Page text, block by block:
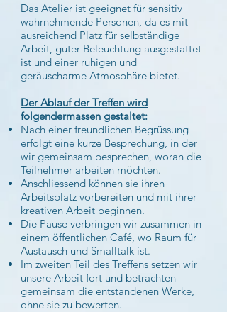
Das Atelier ist geeignet für sensitiv
wahrnehmende Personen, da es mit
ausreichend Platz für selbständige
Arbeit, guter Beleuchtung ausgestattet
ist und einer ruhigen und
geräuscharme Atmosphäre bietet.
Der Ablauf der Treffen wird
folgendermassen gestaltet:
Nach einer freundlichen Begrüssung
erfolgt eine kurze Besprechung, in der
wir gemeinsam besprechen, woran die
Teilnehmer arbeiten möchten.
Anschliessend können sie ihren
Arbeitsplatz vorbereiten und mit ihrer
kreativen Arbeit beginnen.
Die Pause verbringen wir zusammen in
einem öffentlichen Café, wo Raum für
Austausch und Smalltalk ist.
Im zweiten Teil des Treffens setzen wir
unsere Arbeit fort und betrachten
gemeinsam die entstandenen Werke,
ohne sie zu bewerten.